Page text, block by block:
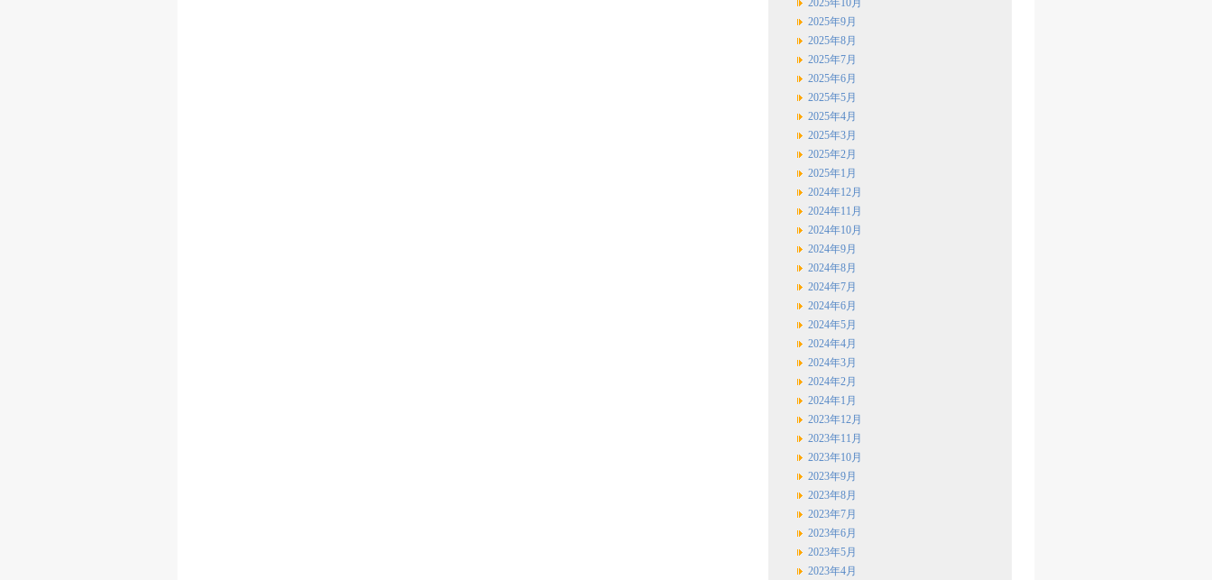
2025年10月
2025年9月
2025年8月
2025年7月
2025年6月
2025年5月
2025年4月
2025年3月
2025年2月
2025年1月
2024年12月
2024年11月
2024年10月
2024年9月
2024年8月
2024年7月
2024年6月
2024年5月
2024年4月
2024年3月
2024年2月
2024年1月
2023年12月
2023年11月
2023年10月
2023年9月
2023年8月
2023年7月
2023年6月
2023年5月
2023年4月